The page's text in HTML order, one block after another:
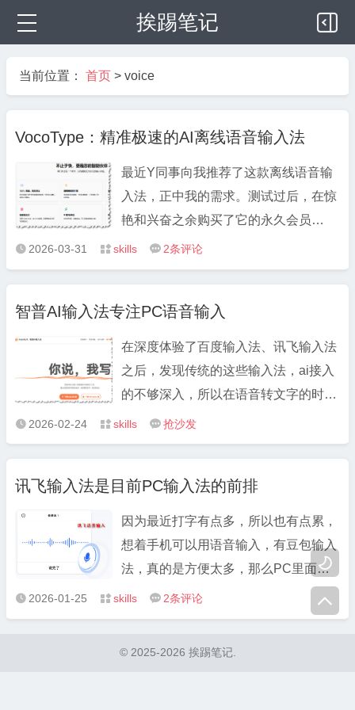
挨踢笔记


当前位置： 首页 > voice
VocoType：精准极速的AI离线语音输入法
最近Y同事向我推荐了这款离线语音输
入法，正中我的需求。测试过后，在惊
艳和兴奋之余购买了它的永久会员
（38rmb）。vocotype语音输入法，只
有pc版，专为注重隐私和效率的专业人
断网，不上传任何数据。 这个软件有个
好处，就是可以在没有网络的设备里 ...
 2026-03-31  skills  2条评论
智普AI输入法专注PC语音输入
在深度体验了百度输入法、讯飞输入法
之后，发现传统的这些输入法，ai接入
的不够深入，所以在语音转文字的时候
体验很差。前面胡老师曾说讯飞输入法
比较好用，那是因为和百度输入法相
的文字输出效果，还是有些差距。最近
通过搜索了解到很多智能体都在致 ...
 2026-02-24  skills  抢沙发
讯飞输入法是目前PC输入法的前排
因为最近打字有点多，所以也有点累，
想着手机可以用语音输入，有豆包输入
法，真的是方便太多，那么PC里面是
不是也可以用语音输入呢？于是继续关
注了豆包输入法，但截止到2026年1月
 2026-01-25  skills  2条评论
© 2025-2026 挨踢笔记.